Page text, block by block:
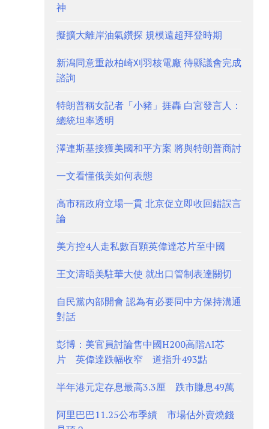
神
擬擴大離岸油氣鑽探 規模遠超拜登時期
新潟同意重啟柏崎刈羽核電廠 待縣議會完成
諮詢
特朗普稱女記者「小豬」捱轟 白宮發言人：
總統坦率透明
澤連斯基接獲美國和平方案 將與特朗普商討
一文看懂俄美如何表態
高市稱政府立場一貫 北京促立即收回錯誤言
論
美方控4人走私數百顆英偉達芯片至中國
王文濤晤美駐華大使 就出口管制表達關切
自民黨內部開會 認為有必要同中方保持溝通
對話
彭博：美官員討論售中國H200高階AI芯
片 英偉達跌幅收窄 道指升493點
半年港元定存息最高3.3厘 跌市賺息49萬
阿里巴巴11.25公布季績 市場估外賣燒錢